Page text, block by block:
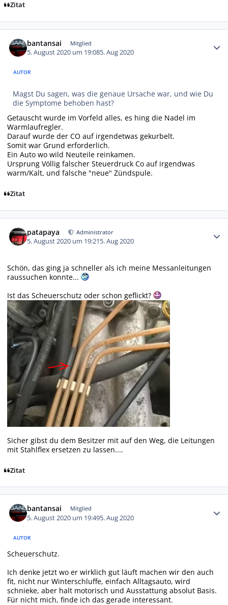
Zitat
bantansai Mitglied
5. August 2020 um 19:085. Aug 2020
AUTOR
Magst Du sagen, was die genaue Ursache war, und wie Du
die Symptome behoben hast?
Getauscht wurde im Vorfeld alles, es hing die Nadel im
Warmlaufregler.
Darauf wurde der CO auf irgendetwas gekurbelt.
Somit war Grund erforderlich.
Ein Auto wo wild Neuteile reinkamen.
Ursprung Völlig falscher Steuerdruck Co auf irgendwas
warm/Kalt, und falsche "neue" Zündspule.
Zitat
patapaya Administrator
5. August 2020 um 19:215. Aug 2020
Schön, das ging ja schneller als ich meine Messanleitungen
raussuchen konnte...
Ist das Scheuerschutz oder schon geflickt?
Sicher gibst du dem Besitzer mit auf den Weg, die Leitungen
mit Stahlflex ersetzen zu lassen....
Zitat
bantansai Mitglied
5. August 2020 um 19:495. Aug 2020
AUTOR
Scheuerschutz.
Ich denke jetzt wo er wirklich gut läuft machen wir den auch
fit, nicht nur Winterschluffe, einfach Alltagsauto, wird
schnieke, aber halt motorisch und Ausstattung absolut Basis.
Für nicht mich, finde ich das gerade interessant.